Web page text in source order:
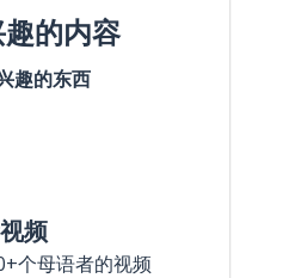
的内容
趣的东西
频
个母语者的视频